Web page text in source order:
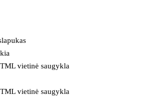
vietinė saugykla
vietinė saugykla